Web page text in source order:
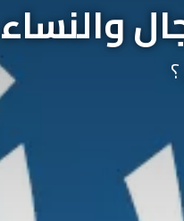
والنساء